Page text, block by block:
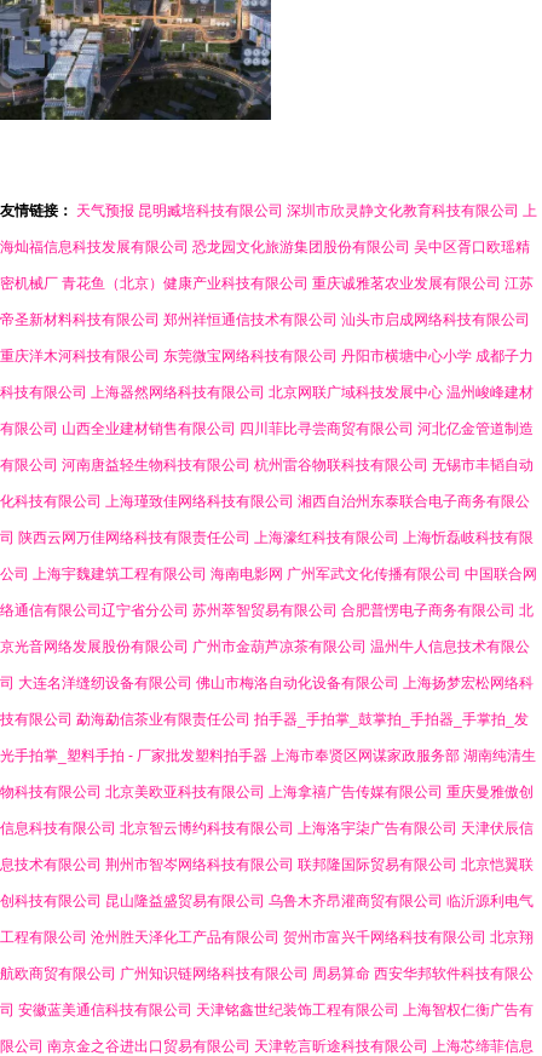
友情链接： 天气预报 昆明臧培科技有限公司 深圳市欣灵静文化教育科技有限公司 上
海灿福信息科技发展有限公司 恐龙园文化旅游集团股份有限公司 吴中区胥口欧瑶精
密机械厂 青花鱼（北京）健康产业科技有限公司 重庆诚雅茗农业发展有限公司 江苏
帝圣新材料科技有限公司 郑州祥恒通信技术有限公司 汕头市启成网络科技有限公司
重庆洋木河科技有限公司 东莞微宝网络科技有限公司 丹阳市横塘中心小学 成都子力
科技有限公司 上海器然网络科技有限公司 北京网联广域科技发展中心 温州峻峰建材
有限公司 山西全业建材销售有限公司 四川菲比寻尝商贸有限公司 河北亿金管道制造
有限公司 河南唐益轻生物科技有限公司 杭州雷谷物联科技有限公司 无锡市丰韬自动
化科技有限公司 上海瑾致佳网络科技有限公司 湘西自治州东泰联合电子商务有限公
司 陕西云网万佳网络科技有限责任公司 上海濠红科技有限公司 上海忻磊岐科技有限
公司 上海宇魏建筑工程有限公司 海南电影网 广州军武文化传播有限公司 中国联合网
络通信有限公司辽宁省分公司 苏州萃智贸易有限公司 合肥普愣电子商务有限公司 北
京光音网络发展股份有限公司 广州市金葫芦凉茶有限公司 温州牛人信息技术有限公
司 大连名洋缝纫设备有限公司 佛山市梅洛自动化设备有限公司 上海扬梦宏松网络科
技有限公司 勐海勐信茶业有限责任公司 拍手器_手拍掌_鼓掌拍_手拍器_手掌拍_发
光手拍掌_塑料手拍 - 厂家批发塑料拍手器 上海市奉贤区网谋家政服务部 湖南纯清生
物科技有限公司 北京美欧亚科技有限公司 上海拿禧广告传媒有限公司 重庆曼雅傲创
信息科技有限公司 北京智云博约科技有限公司 上海洛宇柒广告有限公司 天津伏辰信
息技术有限公司 荆州市智岑网络科技有限公司 联邦隆国际贸易有限公司 北京恺翼联
创科技有限公司 昆山隆益盛贸易有限公司 乌鲁木齐昂灌商贸有限公司 临沂源利电气
工程有限公司 沧州胜天泽化工产品有限公司 贺州市富兴千网络科技有限公司 北京翔
航欧商贸有限公司 广州知识链网络科技有限公司 周易算命 西安华邦软件科技有限公
司 安徽蓝美通信科技有限公司 天津铭鑫世纪装饰工程有限公司 上海智权仁衡广告有
限公司 南京金之谷进出口贸易有限公司 天津乾言昕途科技有限公司 上海芯缔菲信息